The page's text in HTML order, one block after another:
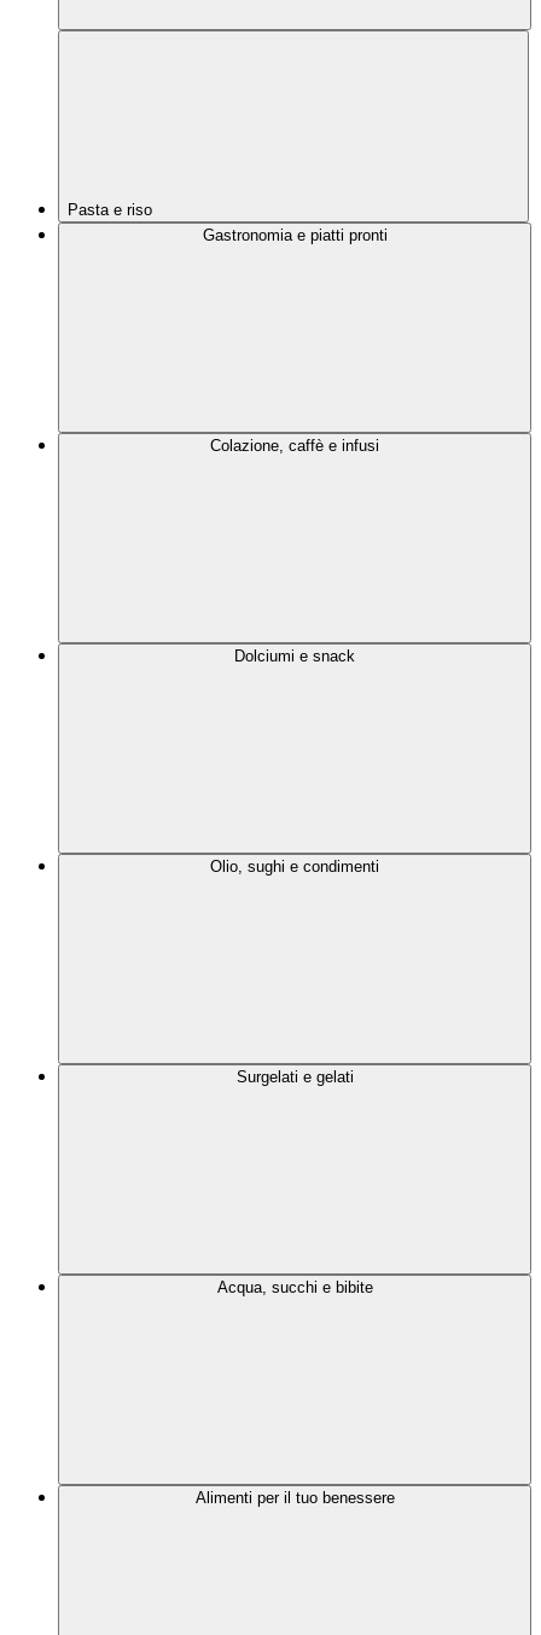
Pasta e riso
Gastronomia e piatti pronti
Colazione, caffè e infusi
Dolciumi e snack
Olio, sughi e condimenti
Surgelati e gelati
Acqua, succhi e bibite
Alimenti per il tuo benessere